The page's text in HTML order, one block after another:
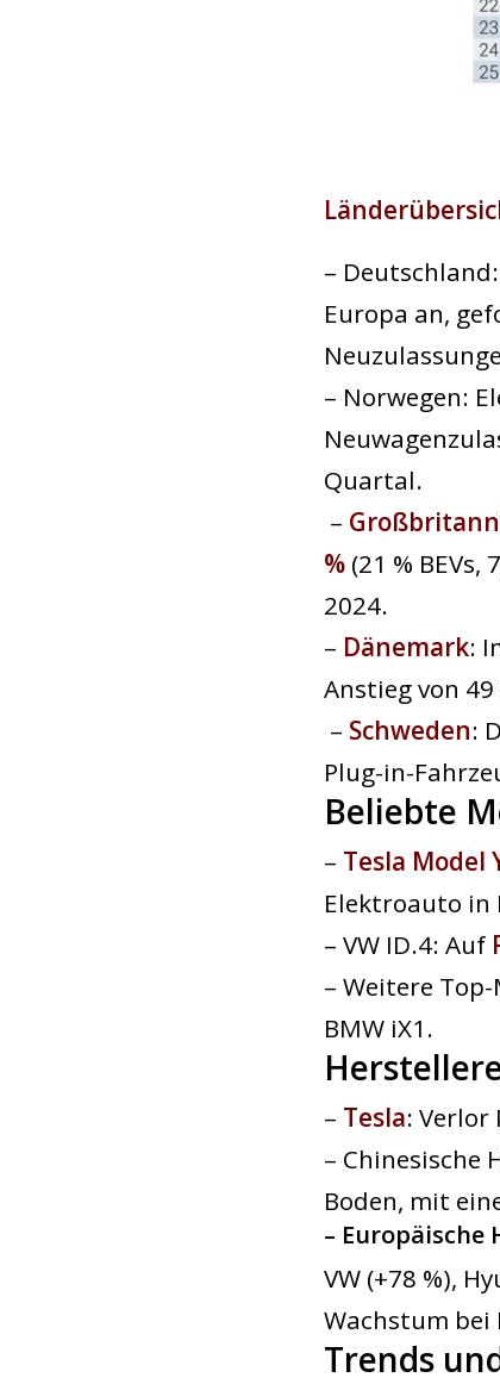
–
Europa an,
– Norwegen:
Quartal.
–
% (21 %
2024.
– Dänemark:
Anstieg von
– Schweden:
Plug-in-
Beliebte
– Tesla Model
Elektroauto in
– VW ID.4: Auf
– Weitere Top-
BMW iX1.
– Tesla:
– Chinesische
Boden, mit
– Europäische
VW (+78 %),
Wachstum
Trends